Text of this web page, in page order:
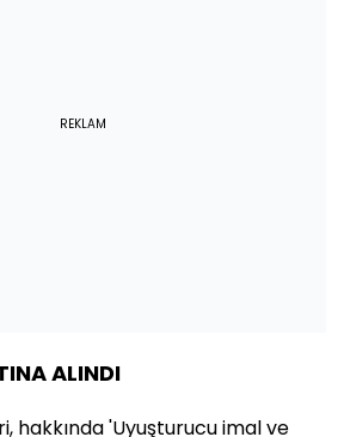
REKLAM
ALINDI
hakkında 'Uyuşturucu imal ve